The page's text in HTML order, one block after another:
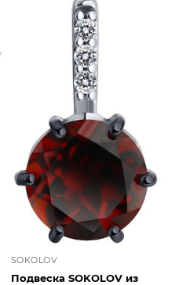
SOKOLOV
Подвеска SOKOLOV из